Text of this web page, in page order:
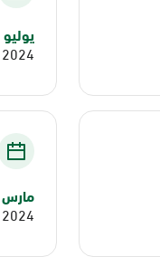
يوليو
2024
مارس
2024